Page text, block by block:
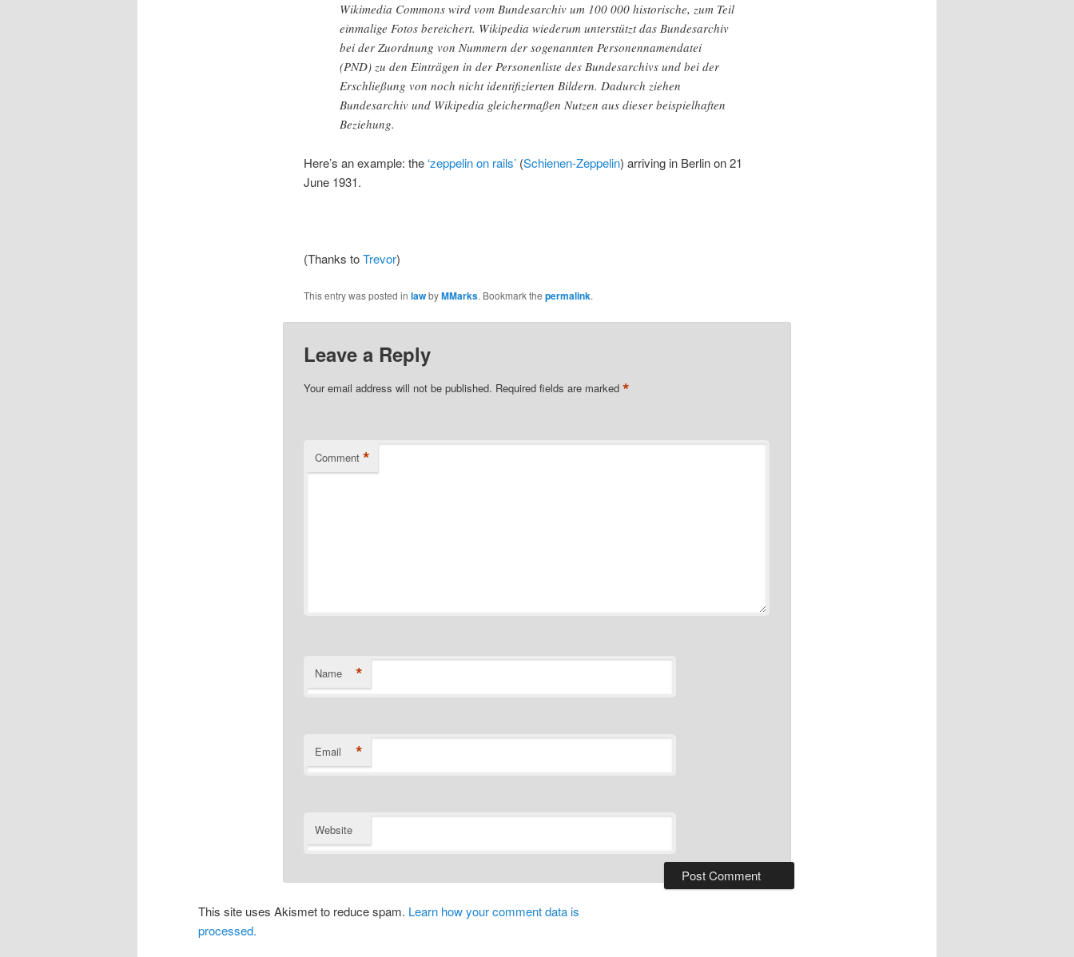
Wikimedia Commons wird vom Bundesarchiv um 100 000 historische, zum Teil
einmalige Fotos bereichert. Wikipedia wiederum unterstützt das Bundesarchiv
bei der Zuordnung von Nummern der sogenannten Personennamendatei
(PND) zu den Einträgen in der Personenliste des Bundesarchivs und bei der
Erschließung von noch nicht identifizierten Bildern. Dadurch ziehen
Bundesarchiv und Wikipedia gleichermaßen Nutzen aus dieser beispielhaften
Beziehung.
Here’s an example: the ‘zeppelin on rails’(Schienen-Zeppelin) arriving in Berlin on 21
June 1931.
(Thanks toTrevor)
This entry was posted in lawbyMMarks. Bookmark the permalink.
Leave a Reply
Your email address will not be published. Required fields are marked *
Comment *
Name *
Email *
Website
This site uses Akismet to reduce spam. Learn how your comment data is
processed.